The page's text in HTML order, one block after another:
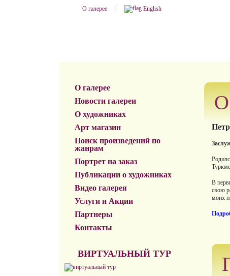
О галерее English
О галерее
Новости галереи
О художниках
Арт магазин
Поиск произведений по
жанрам
Портрет на заказ
Публикации о художниках
Видео галерея
Услуги и Акции
Партнеры
Контакты
ВИРТУАЛЬНЫЙ ТУР
О
В
свою
моих